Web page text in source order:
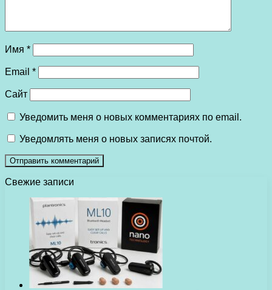
Имя *
Email *
Сайт
Уведомить меня о новых комментариях по email.
Уведомлять меня о новых записях почтой.
Свежие записи